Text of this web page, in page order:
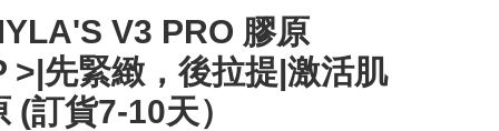
V3 PRO 膠原
>|先緊緻，後拉提|激活肌
(訂貨7-10天）